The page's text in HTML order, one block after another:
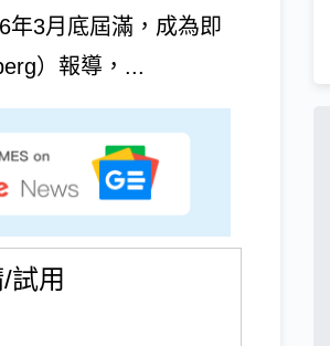
年3月底屆滿，成為即
）報導，...
試用